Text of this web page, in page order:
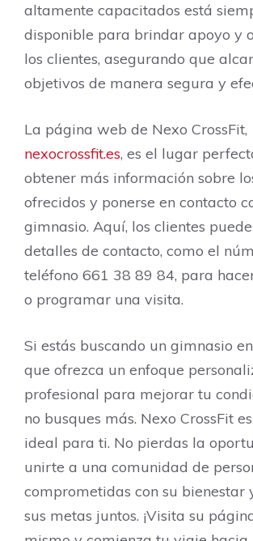
altamente capacitados está
disponible para brindar apoyo y
los clientes, asegurando que
objetivos de manera segura y
La página web de Nexo CrossFit,
nexocrossfit.es, es el lugar
obtener más información sobre
ofrecidos y ponerse en contacto
gimnasio. Aquí, los clientes
detalles de contacto, como el
teléfono 661 38 89 84, para
o programar una visita.
Si estás buscando un gimnasio
que ofrezca un enfoque
profesional para mejorar tu
no busques más. Nexo CrossFit
ideal para ti. No pierdas la
unirte a una comunidad de
comprometidas con su bienestar
sus metas juntos. ¡Visita su